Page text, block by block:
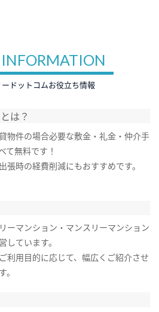
INFORMATION
ドットコムお役立ち情報
は？
物件の場合必要な敷金・礼金・仲介手
て無料です！
張時の経費削減にもおすすめです。
ーマンション・マンスリーマンション
しています。
利用目的に応じて、幅広くご紹介させ
。